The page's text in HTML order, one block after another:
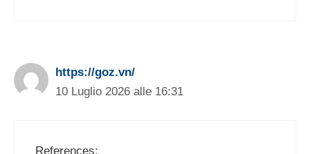
https://goz.vn/
10 Luglio 2026 alle 16:31
References: